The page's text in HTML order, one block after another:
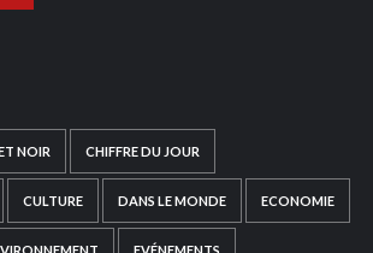
NOIR CHIFFRE DU JOUR
CULTURE DANS LE MONDE ECONOMIE